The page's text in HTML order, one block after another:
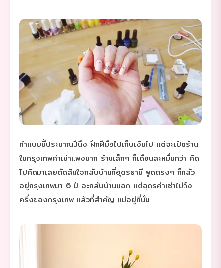
ทำแบบนี้ประมาณปีนึง ฝึกฝีมือไปเก็บเงินไป แต่จะเปิดร้าน
ในกรุงเทพค่าเช่าแพงมาก ร้านเล็กๆ ก็เดือนละหมื่นกว่า คิด
ไปคิดมาเลยตัดสินใจกลับบ้านที่อุดรธานี พูดตรงๆ ก็กลัว
อยู่กรุงเทพมา 6 ปี จะกลับบ้านนอก แต่อุดรค่าเช่าไม่ถึง
ครึ่งของกรุงเทพ แล้วที่สำคัญ แม่อยู่ที่นั่น